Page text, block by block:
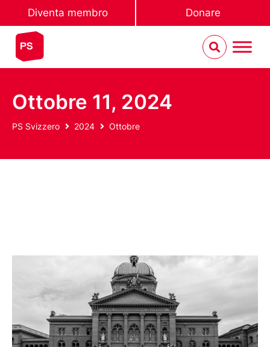
Diventa membro Donare
Ottobre 11, 2024
PS Svizzero 2024 Ottobre